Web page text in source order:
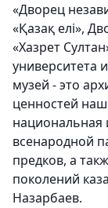
«Дворец
«Қазақ елi»,
«Хазрет
университета
музей - это
ценностей
национальная
всенародной
предков, а
поколений
Назарбаев.